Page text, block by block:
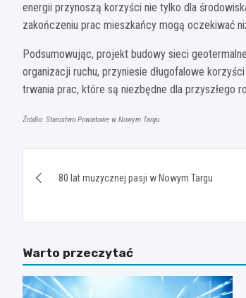
energii przynoszą korzyści nie tylko dla
zakończeniu prac mieszkańcy mogą oczekiwać
Podsumowując, projekt budowy sieci
organizacji ruchu, przyniesie długofalowe
trwania prac, które są niezbędne dla przyszłego
Źródło: Starostwo Powiatowe w Nowym Targu
wpisu
80 lat muzycznej pasji w Nowym Targu
Warto przeczytać